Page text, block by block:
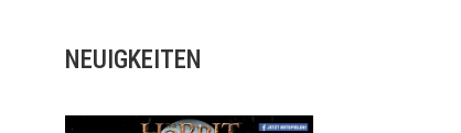
NEUIGKEITEN